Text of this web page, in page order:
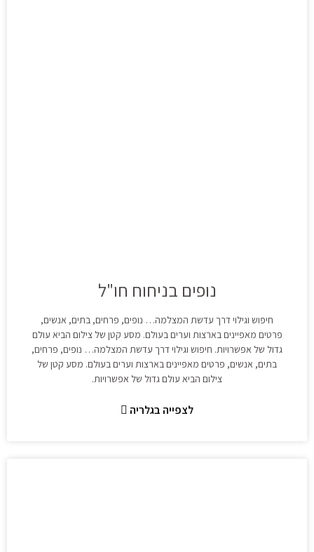
נופים בניחוח חו"ל
חיפוש וגילוי דרך עדשת המצלמה… נופים, פרחים, בתים, אנשים,
פרטים מאפיינים בארצות וערים בעולם. מסע קטן של צילום הביא עולם
גדול של אפשרויות. חיפוש וגילוי דרך עדשת המצלמה… נופים, פרחים,
בתים, אנשים, פרטים מאפיינים בארצות וערים בעולם. מסע קטן של
צילום הביא עולם גדול של אפשרויות.
לצפייה בגלריה